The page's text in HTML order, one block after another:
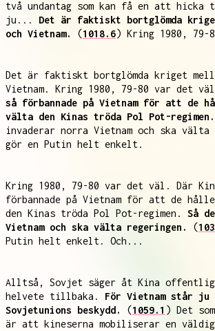
två undantag som kan få en att
ju... Det är faktiskt bortglömda
och Vietnam.
(1018.6) Kring 1980, 79-
Det är faktiskt bortglömda kriget
Vietnam. Kring 1980, 79-80 var det
så förbannade på Vietnam för att de
välta den Kinas tröda Pol Pot-regimen.
invaderar norra Vietnam och ska välta
gör en Putin helt enkelt.
Kring 1980, 79-80 var det väl. Där
förbannade på Vietnam för att de
den Kinas tröda Pol Pot-regimen. Så
Vietnam och ska välta regeringen.
(
Putin helt enkelt. Och...
Alltså, Sovjet säger åt Kina
helvete tillbaka. För Vietnam står
Sovjetunions beskydd.
(1059.1 ) Det
är att kineserna mobiliserar en